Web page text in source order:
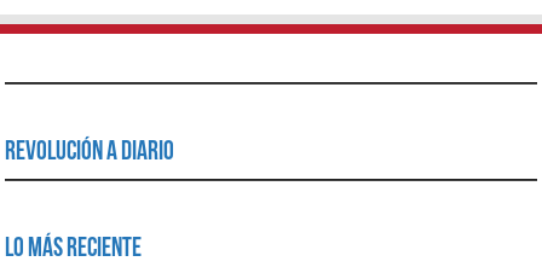
Revolución a Diario
Lo Más Reciente